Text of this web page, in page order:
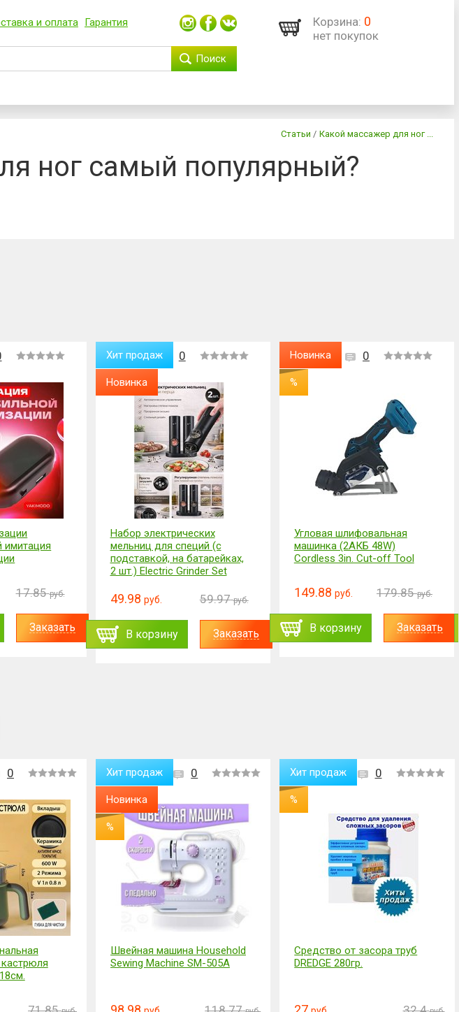
и оплата Гарантия
Поиск
Корзина: 0
нет покупок
Статьи / Какой массажер для ног ...
ног самый популярный?
имитация
17.85 руб.
Заказать
0
Хит продаж
Новинка
Набор электрических
мельниц для специй (с
подставкой, на батарейках,
2 шт.) Electric Grinder Set
49.98 руб. 59.97 руб.
В корзину Заказать
0
Новинка
%
Угловая шлифовальная
машинка (2АКБ 48W)
Cordless 3in. Cut-off Tool
149.88 руб. 179.85 руб.
В корзину Заказать
0 0
Хит продаж
Новинка
%
Швейная машина Household
Sewing Machine SM-505A
0
Хит продаж
%
Средство от засора труб
DREDGE 280гр.